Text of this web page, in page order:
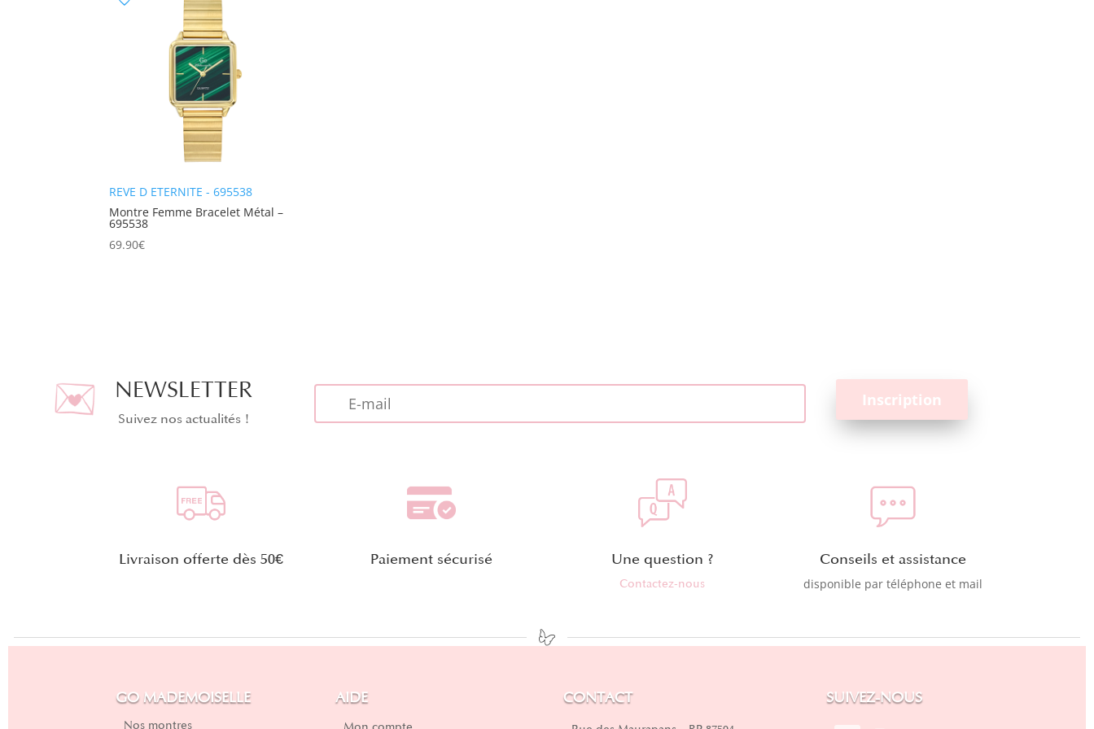
REVE D ETERNITE - 695538
Montre Femme Bracelet Métal –
695538
69.90€
NEWSLETTER
Suivez nos actualités !
Livraison offerte dès 50€ Paiement sécurisé Une question ?
Contactez-nous
Conseils et assistance
disponible par téléphone et mail
GO MADEMOISELLE
Nos montres
AIDE CONTACT SUIVEZ-NOUS